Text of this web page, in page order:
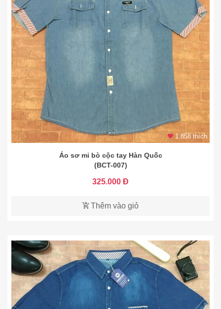
1.858 thích
Áo sơ mi bò cộc tay Hàn Quốc
(BCT-007)
325.000 Đ
Thêm vào giỏ